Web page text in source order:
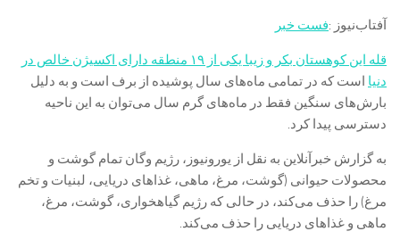
آفتاب‌‌نیوز :فست خبر
قله این کوهستان بکر و زیبا یکی از ۱۹ منطقه دارای اکسیژن خالص در
دنیا است که در تمامی ماه‌های سال پوشیده از برف است و به دلیل
بارش‌های سنگین فقط در ماه‌های گرم سال می‌توان به این ناحیه
دسترسی پیدا کرد.
به گزارش خبرآنلاین به نقل از یورونیوز، رژیم وگان تمام گوشت و
محصولات حیوانی (گوشت، مرغ، ماهی، غذاهای دریایی، لبنیات و تخم
مرغ) را حذف می‌کند، در حالی که رژیم گیاهخواری، گوشت، مرغ،
ماهی و غذاهای دریایی را حذف می‌کند.